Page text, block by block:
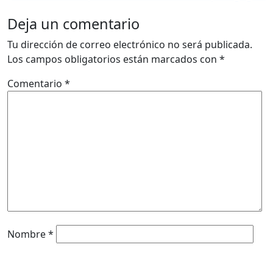
Deja un comentario
Tu dirección de correo electrónico no será publicada.
Los campos obligatorios están marcados con *
Comentario *
Nombre*